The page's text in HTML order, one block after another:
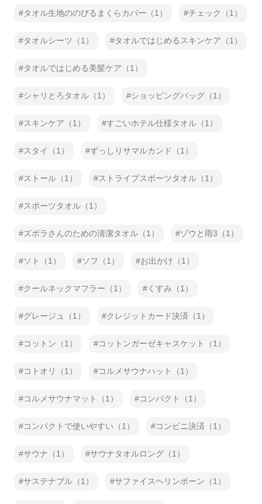
タオル生地ののびるまくらカバー（1） チェック（1）
タオルシーツ（1） タオルではじめるスキンケア（1）
タオルではじめる美髪ケア（1）
シャリとろタオル（1） ショッピングバッグ（1）
スキンケア（1） すごいホテル仕様タオル（1）
スタイ（1） ずっしりサマルカンド（1）
ストール（1） ストライプスポーツタオル（1）
スポーツタオル（1）
ズボラさんのための清潔タオル（1） ゾウと雨3（1）
ソト（1） ソフ（1） お出かけ（1）
クールネックマフラー（1） くすみ（1）
グレージュ（1） クレジットカード決済（1）
コットン（1） コットンガーゼキャスケット（1）
コトオリ（1） コルメサウナハット（1）
コルメサウナマット（1） コンパクト（1）
コンパクトで使いやすい（1） コンビニ決済（1）
サウナ（1） サウナタオルロング（1）
サステナブル（1） サファイスヘリンボーン（1）